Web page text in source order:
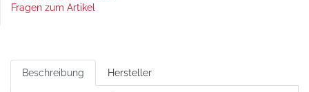
Fragen zum Artikel
Beschreibung Hersteller